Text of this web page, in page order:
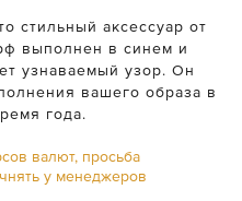
стильный аксессуар от
выполнен в синем и
узнаваемый узор. Он
вашего образа в
года.
валют, просьба
у менеджеров